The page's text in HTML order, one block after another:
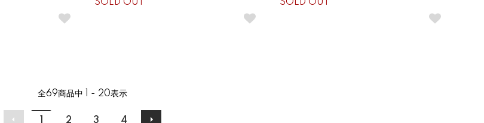
SOLD OUT SOLD OUT
全69商品中 1 - 20表示
2 3 4